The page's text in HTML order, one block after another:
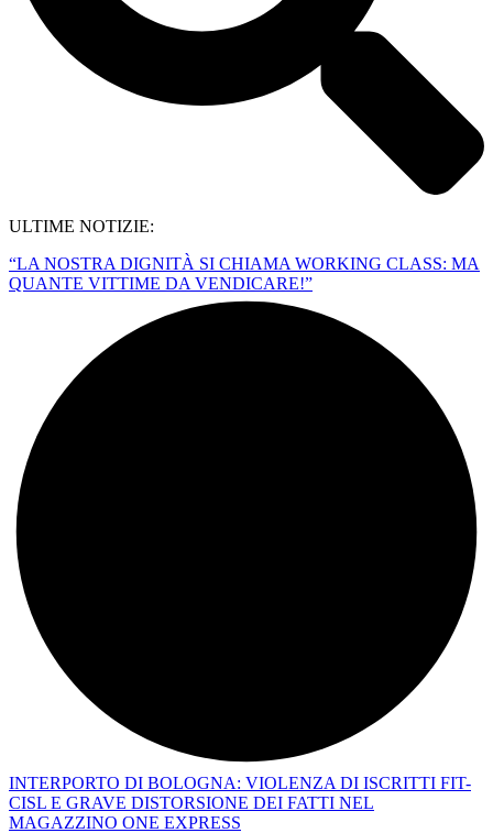
ULTIME NOTIZIE:
“LA NOSTRA DIGNITÀ SI CHIAMA WORKING CLASS: MA
QUANTE VITTIME DA VENDICARE!”
INTERPORTO DI BOLOGNA: VIOLENZA DI ISCRITTI FIT-
CISL E GRAVE DISTORSIONE DEI FATTI NEL
MAGAZZINO ONE EXPRESS